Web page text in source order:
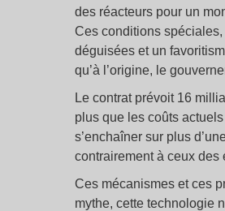
des réacteurs pour un
Ces conditions
déguisées et un
qu’à l’origine, le
Le contrat prévoit 16
plus que les coûts
s’enchaîner sur plus
contrairement à ceux
Ces mécanismes et ces
mythe, cette technologie